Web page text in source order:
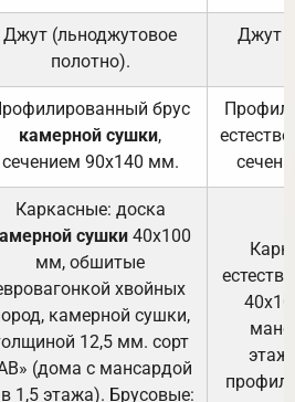
Джут (льноджутовое
полотно).
Джут
брус
камерной сушки,
сечением 90х140 мм.
Каркасные: доска
сушки 40х100
мм, обшитые
хвойных
камерной сушки,
12,5 мм. сорт
(дома с мансардой
1,5 этажа). Брусовые: